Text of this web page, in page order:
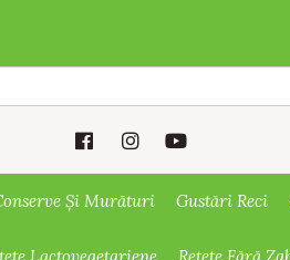
Și Murături Gustări Reci